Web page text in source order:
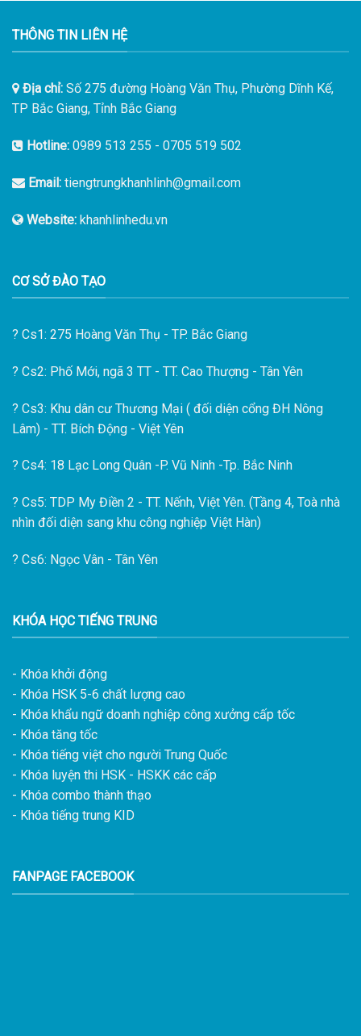
THÔNG TIN LIÊN HỆ
Địa chỉ: Số 275 đường Hoàng Văn Thụ, Phường Dĩnh Kế,
TP Bắc Giang, Tỉnh Bắc Giang
Hotline: 0989 513 255 - 0705 519 502
Email: tiengtrungkhanhlinh@gmail.com
Website: khanhlinhedu.vn
CƠ SỞ ĐÀO TẠO
? Cs1: 275 Hoàng Văn Thụ - TP. Bắc Giang
? Cs2: Phố Mới, ngã 3 TT - TT. Cao Thượng - Tân Yên
? Cs3: Khu dân cư Thương Mại ( đối diện cổng ĐH Nông
Lâm) - TT. Bích Động - Việt Yên
? Cs4: 18 Lạc Long Quân -P. Vũ Ninh -Tp. Bắc Ninh
? Cs5: TDP My Điền 2 - TT. Nếnh, Việt Yên. (Tầng 4, Toà nhà
nhìn đối diện sang khu công nghiệp Việt Hàn)
? Cs6: Ngọc Vân - Tân Yên
KHÓA HỌC TIẾNG TRUNG
- Khóa khởi động
- Khóa HSK 5-6 chất lượng cao
- Khóa khẩu ngữ doanh nghiệp công xưởng cấp tốc
- Khóa tăng tốc
- Khóa tiếng việt cho người Trung Quốc
- Khóa luyện thi HSK - HSKK các cấp
- Khóa combo thành thạo
- Khóa tiếng trung KID
FANPAGE FACEBOOK